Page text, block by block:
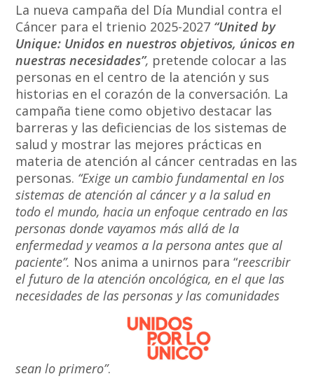
La nueva campaña del Día Mundial contra el
Cáncer para el trienio 2025-2027 “United by
Unique: Unidos en nuestros objetivos, únicos en
nuestras necesidades”, pretende colocar a las
personas en el centro de la atención y sus
historias en el corazón de la conversación. La
campaña tiene como objetivo destacar las
barreras y las deficiencias de los sistemas de
salud y mostrar las mejores prácticas en
materia de atención al cáncer centradas en las
personas. “Exige un cambio fundamental en los
sistemas de atención al cáncer y a la salud en
todo el mundo, hacia un enfoque centrado en las
personas donde vayamos más allá de la
enfermedad y veamos a la persona antes que al
paciente”. Nos anima a unirnos para “reescribir
el futuro de la atención oncológica, en el que las
necesidades de las personas y las comunidades
sean lo primero”.